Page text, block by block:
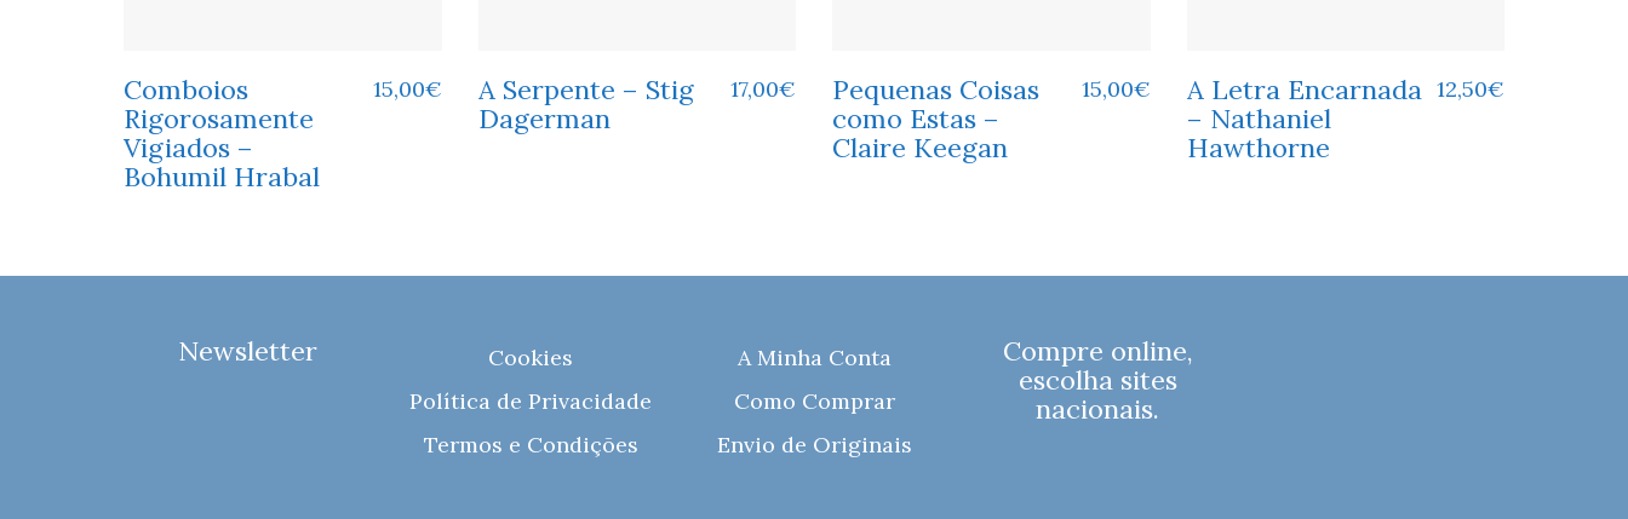
Comboios
Rigorosamente
Vigiados –
Bohumil Hrabal
15,00€
A Serpente – Stig
Dagerman
17,00€
Pequenas Coisas
como Estas –
Claire Keegan
15,00€
A Letra Encarnada
– Nathaniel
Hawthorne
12,50€
Newsletter
Cookies
Política de Privacidade
Termos e Condições
A Minha Conta
Como Comprar
Envio de Originais
Compre online,
escolha sites
nacionais.